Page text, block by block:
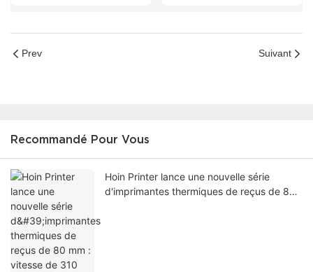
Prev Suivant
Recommandé Pour Vous
Hoin Printer lance une nouvelle série
d'imprimantes thermiques de reçus de 80